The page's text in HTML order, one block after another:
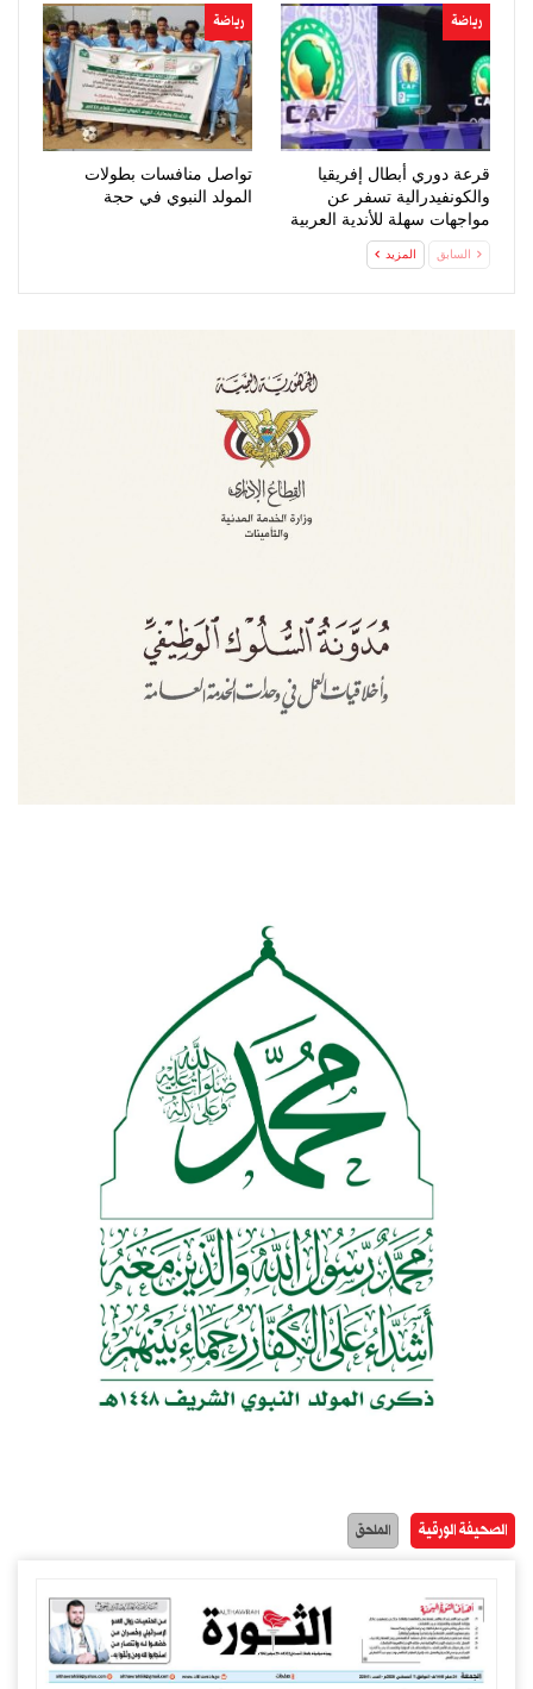
رياضة
قرعة دوري أبطال إفريقيا
والكونفيدرالية تسفر عن
مواجهات سهلة للأندية العربية
رياضة
تواصل منافسات بطولات
المولد النبوي في حجة
السابق المزيد
الصحيفة الورقية الملحق